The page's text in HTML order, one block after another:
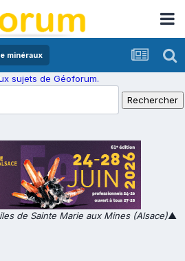
minéraux
sujets de Géoforum.
de Sainte Marie aux Mines (Alsace)▲